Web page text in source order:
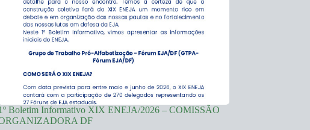
Boletim Informativo XIX ENEJA/2026 – COMISSÃO
DF